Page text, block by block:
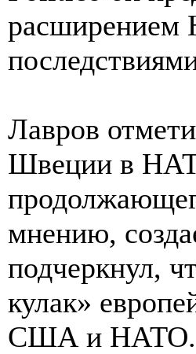
расширением
Лавров
Швеции в
мнению,
подчеркнул,
кулак»
США и НАТО.